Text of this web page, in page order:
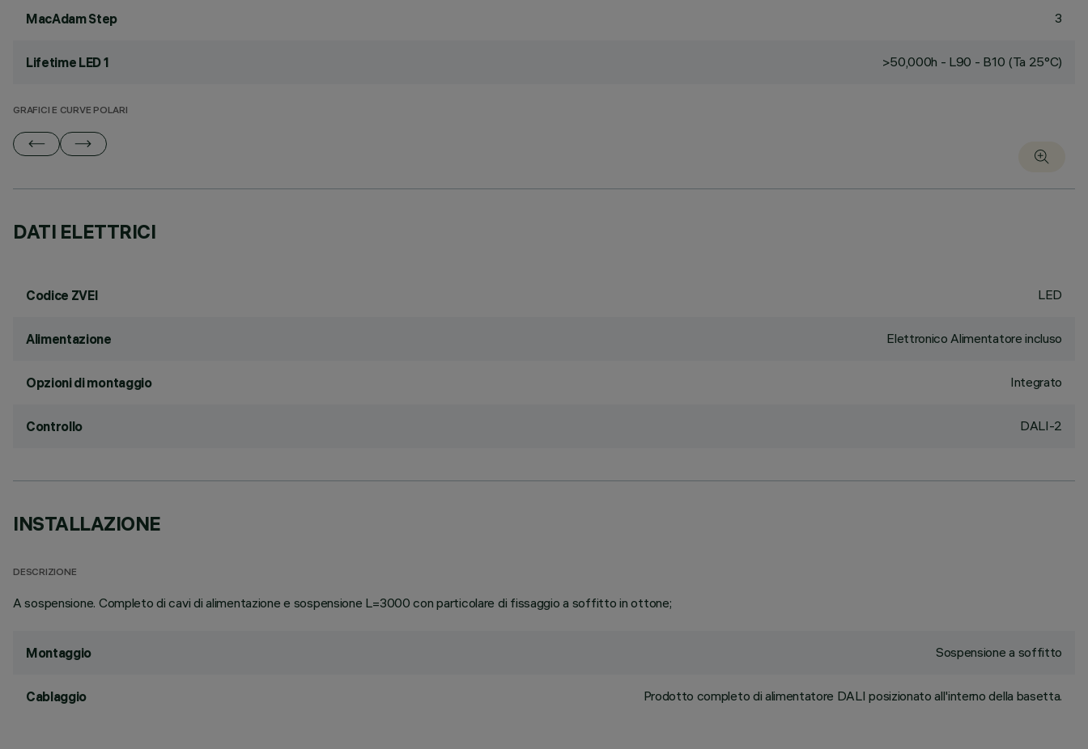
MacAdam Step 3
Lifetime LED 1 >50,000h - L90 - B10 (Ta 25°C)
GRAFICI E CURVE POLARI
DATI ELETTRICI
Codice ZVEI LED
Alimentazione Elettronico Alimentatore incluso
Opzioni di montaggio Integrato
Controllo DALI-2
INSTALLAZIONE
DESCRIZIONE
A sospensione. Completo di cavi di alimentazione e sospensione L=3000 con particolare di fissaggio a soffitto in ottone;
Montaggio Sospensione a soffitto
Cablaggio Prodotto completo di alimentatore DALI posizionato all'interno della basetta.